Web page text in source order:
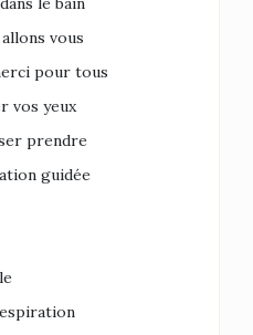
vous
pour tous
vos yeux
prendre
guidée